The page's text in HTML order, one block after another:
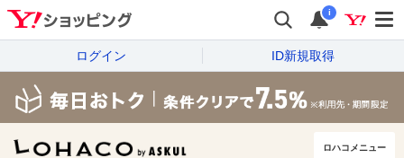
i
ログイン ID新規取得
ロハコメニュー